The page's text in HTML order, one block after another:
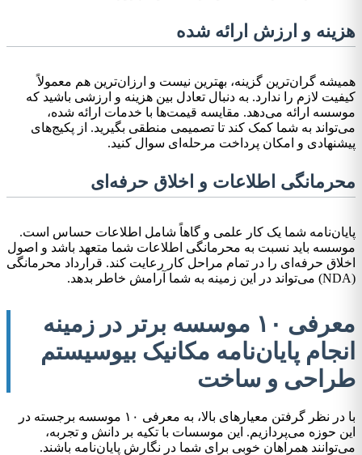
هزینه و ارزش ارائه شده
همیشه گران‌ترین گزینه، بهترین نیست و ارزان‌ترین هم معمولاً
کیفیت لازم را ندارد. به دنبال تعادل بین هزینه و ارزشی باشید که
موسسه ارائه می‌دهد. مقایسه قیمت‌ها با خدمات ارائه شده،
می‌تواند به شما کمک کند تا تصمیمی منطقی بگیرید. از پکیج‌های
پیشنهادی و امکان پرداخت مرحله‌ای سوال کنید.
محرمانگی اطلاعات و اخلاق حرفه‌ای
پایان‌نامه شما یک کار علمی و گاهاً شامل اطلاعات حساس است.
موسسه باید نسبت به محرمانگی اطلاعات شما متعهد باشد و اصول
اخلاق حرفه‌ای را در تمام مراحل کار رعایت کند. قرارداد محرمانگی
(NDA) می‌تواند در این زمینه به شما آرامش خاطر بدهد.
معرفی ۱۰ موسسه برتر در زمینه
انجام پایان‌نامه مکانیک بیوسیستم
طراحی و ساخت
با در نظر گرفتن معیارهای بالا، به معرفی ۱۰ موسسه برجسته در
این حوزه می‌پردازیم. این موسسات با تکیه بر دانش و تجربه،
می‌توانند همراهان خوبی برای شما در نگارش پایان‌نامه باشند.